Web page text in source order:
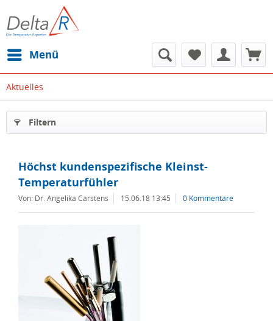
Menü
Aktuelles
Filtern
Höchst kundenspezifische Kleinst-
Temperaturfühler
Von: Dr. Angelika Carstens 15.06.18 13:45 0 Kommentare